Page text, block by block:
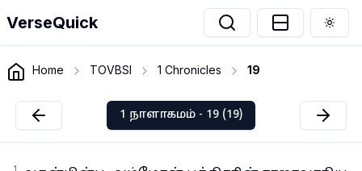
VerseQuick
Home TOVBSI 1 Chronicles 19
1 நாளாகமம் - 19 (19)